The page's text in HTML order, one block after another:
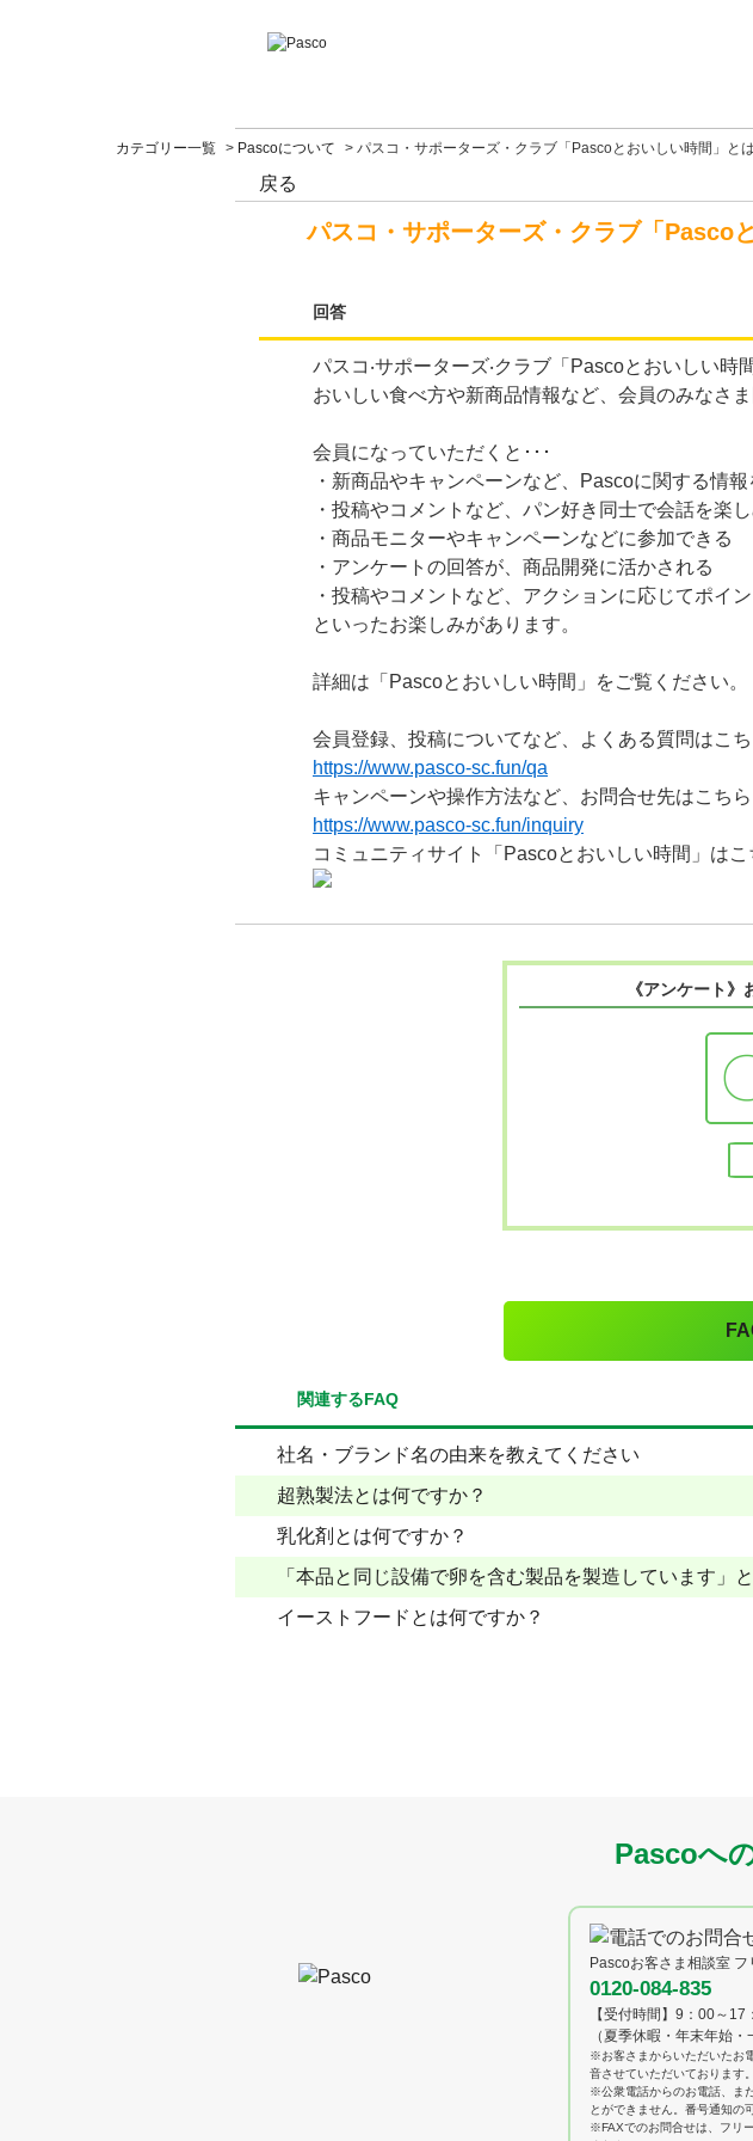
カテゴリー一覧 > Pascoについて > パスコ・サポーターズ・クラブ「Pascoとおいしい時間」と
戻る
パスコ・サポーターズ・クラブ「Pasco
回答
パスコ‧サポーターズ‧クラブ「Pascoとおいしい時
おいしい⾷べ⽅や新商品情報など、会員のみなさ
会員になっていただくと･･･
・新商品やキャンペーンなど、Pascoに関する情
・投稿やコメントなど、パン好き同士で会話を楽
・商品モニターやキャンペーンなどに参加できる
・アンケートの回答が、商品開発に活かされる
・投稿やコメントなど、アクションに応じてポイ
といったお楽しみがあります。
詳細は「Pascoとおいしい時間」をご覧ください。
会員登録、投稿についてなど、よくある質問はこち
https://www.pasco-sc.fun/qa
キャンペーンや操作方法など、お問合せ先はこちら
https://www.pasco-sc.fun/inquiry
コミュニティサイト「Pascoとおいしい時間」はこ
《アンケート
関連するFAQ
社名・ブランド名の由来を教えてください
超熟製法とは何ですか？
乳化剤とは何ですか？
「本品と同じ設備で卵を含む製品を製造しています」
イーストフードとは何ですか？
Pascoへ
Pascoお客さま相談室 フ
0120-084-835
【受付時間】9：00～17
（夏季休暇・年末年始・
※お客さまからいただいたお
音させていただいております。
※公衆電話からのお電話、ま
とができません。番号通知の
※FAXでのお問合せは、フリ